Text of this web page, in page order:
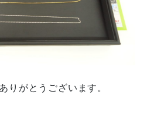
りがとうございます。